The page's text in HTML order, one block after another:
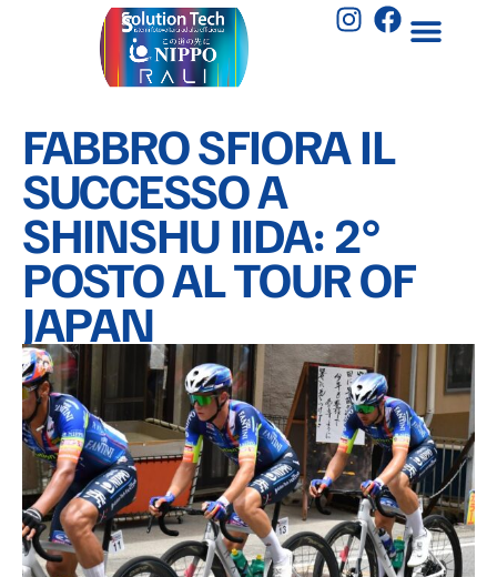
FABBRO SFIORA IL
SUCCESSO A
SHINSHU IIDA: 2°
POSTO AL TOUR OF
JAPAN